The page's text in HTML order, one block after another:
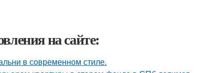
на сайте:
в современном стиле.